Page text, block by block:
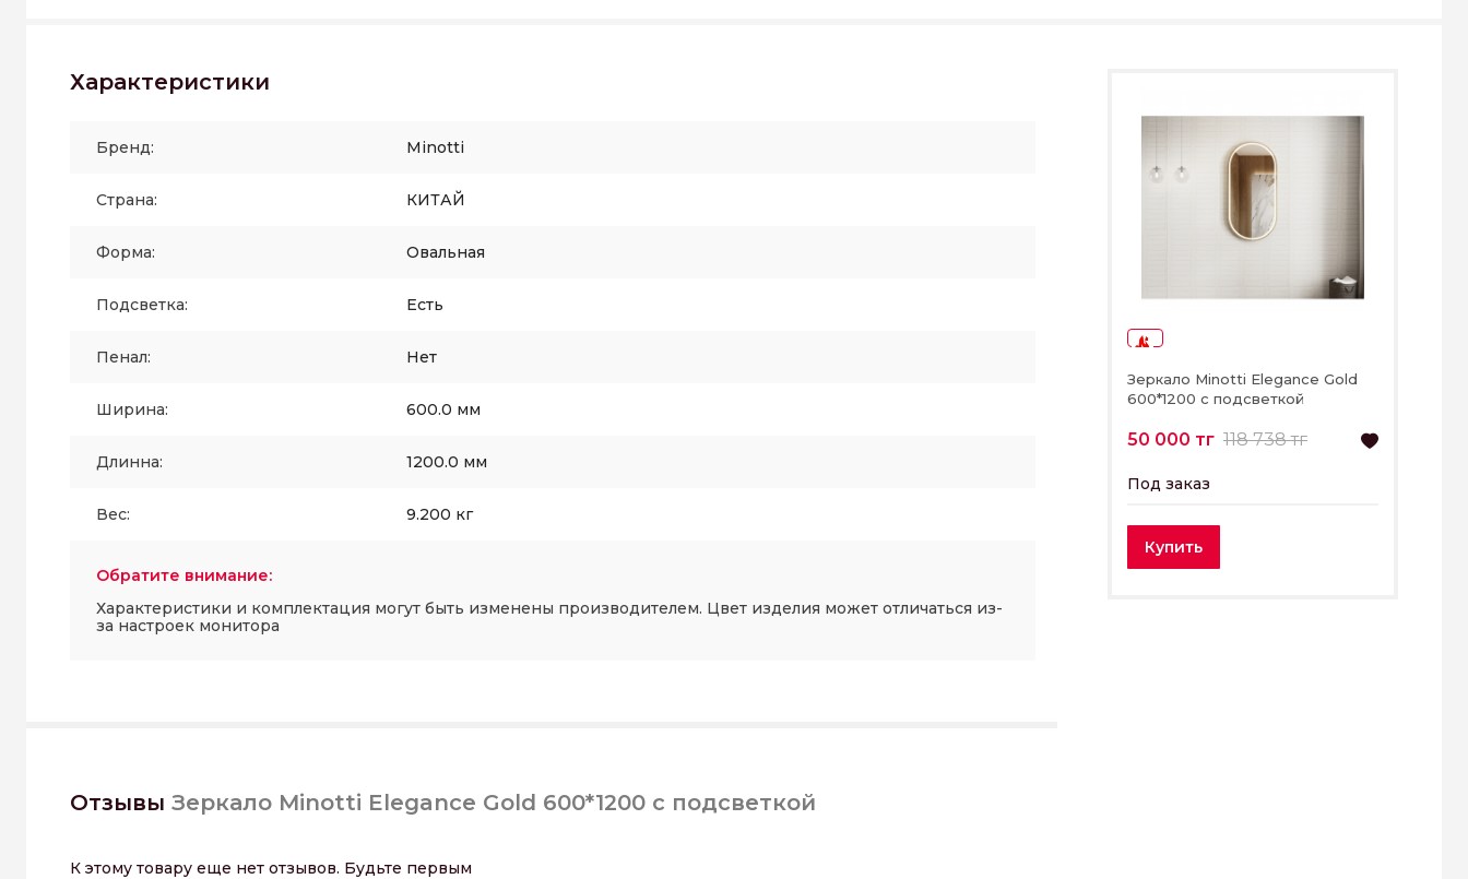
Зеркало Minotti Elegance Gold
600*1200 с подсветкой
50 000 тг 118 738 тг
Под заказ
Купить
Характеристики
Бренд: Minotti
Страна: КИТАЙ
Форма: Овальная
Подсветка: Есть
Пенал: Нет
Ширина: 600.0 мм
Длинна: 1200.0 мм
Вес: 9.200 кг
Обратите внимание:
Характеристики и комплектация могут быть изменены производителем. Цвет изделия может отличаться из-
за настроек монитора
Отзывы Зеркало Minotti Elegance Gold 600*1200 с подсветкой
К этому товару еще нет отзывов. Будьте первым